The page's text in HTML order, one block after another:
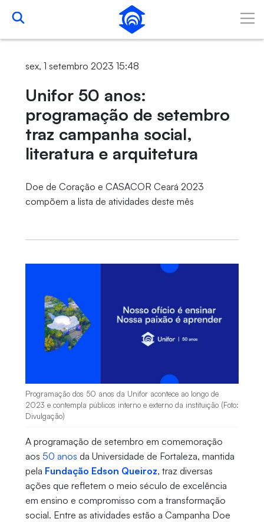
Pular para o Conteúdo principal
sex, 1 setembro 2023 15:48
Unifor 50 anos:
programação de setembro
traz campanha social,
literatura e arquitetura
Doe de Coração e CASACOR Ceará 2023
compõem a lista de atividades deste mês
Programação dos 50 anos da Unifor acontece ao longo de
2023 e contempla públicos interno e externo da instituição (Foto:
Divulgação)
A programação de setembro em comemoração
aos 50 anos da Universidade de Fortaleza, mantida
pela Fundação Edson Queiroz, traz diversas
ações que refletem o meio século de excelência
em ensino e compromisso com a transformação
social. Entre as atividades estão a Campanha Doe